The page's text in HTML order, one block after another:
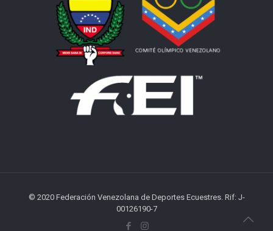
© 2020 Federación Venezolana de Deportes Ecuestres. Rif: J-
00126190-7